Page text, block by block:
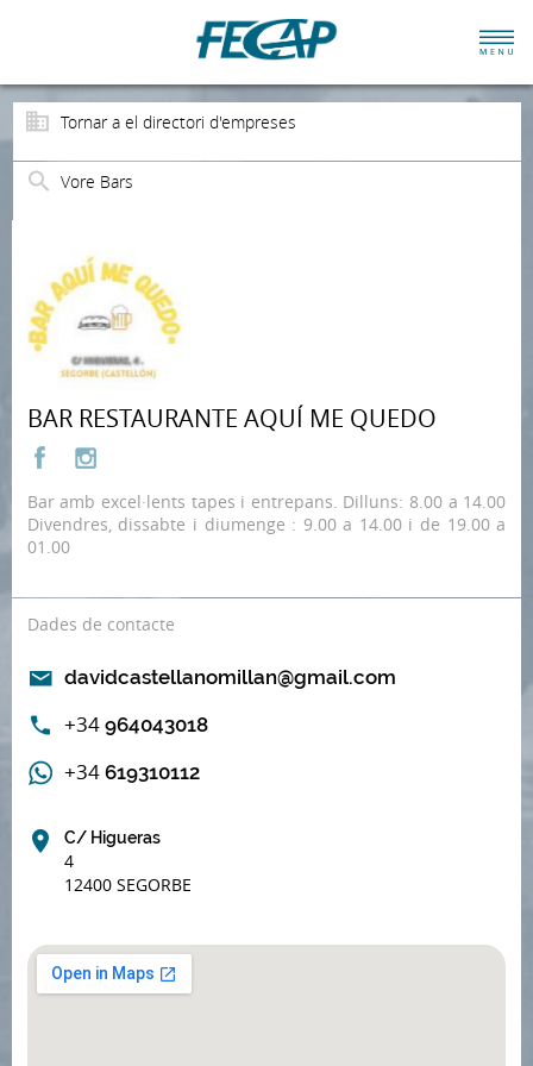
Tornar a el directori d'empreses
Vore Bars
BAR RESTAURANTE AQUÍ ME QUEDO
Bar amb excel·lents tapes i entrepans. Dilluns: 8.00 a 14.00
Divendres, dissabte i diumenge : 9.00 a 14.00 i de 19.00 a
01.00
Dades de contacte
davidcastellanomillan@gmail.com
+34 964043018
+34 619310112
C/ Higueras
4
12400 SEGORBE